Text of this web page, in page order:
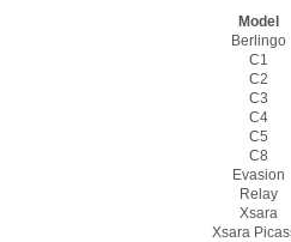
Model
Berlingo
C1
C2
C3
C4
C5
C8
Evasion
Relay
Xsara
Xsara